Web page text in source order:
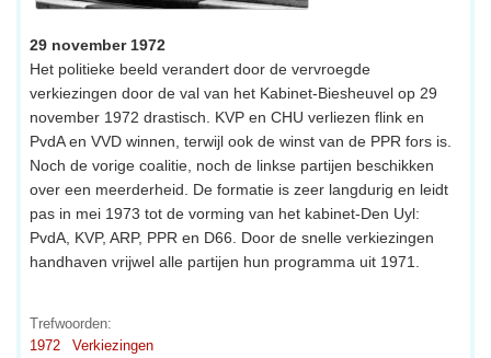
29 november 1972
Het politieke beeld verandert door de vervroegde
verkiezingen door de val van het Kabinet-Biesheuvel op 29
november 1972 drastisch. KVP en CHU verliezen flink en
PvdA en VVD winnen, terwijl ook de winst van de PPR fors is.
Noch de vorige coalitie, noch de linkse partijen beschikken
over een meerderheid. De formatie is zeer langdurig en leidt
pas in mei 1973 tot de vorming van het kabinet-Den Uyl:
PvdA, KVP, ARP, PPR en D66. Door de snelle verkiezingen
handhaven vrijwel alle partijen hun programma uit 1971.
Trefwoorden:
1972
Verkiezingen